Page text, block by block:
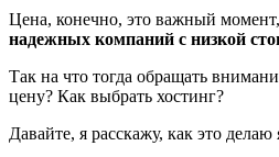
Цена, конечно, это важный момент,
надежных компаний с низкой
Так на что тогда обращать
цену? Как выбрать хостинг?
Давайте, я расскажу, как это делаю